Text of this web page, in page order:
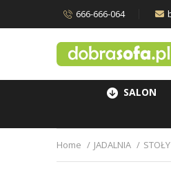
666-666-064
SALON
Home JADALNIA STOŁY